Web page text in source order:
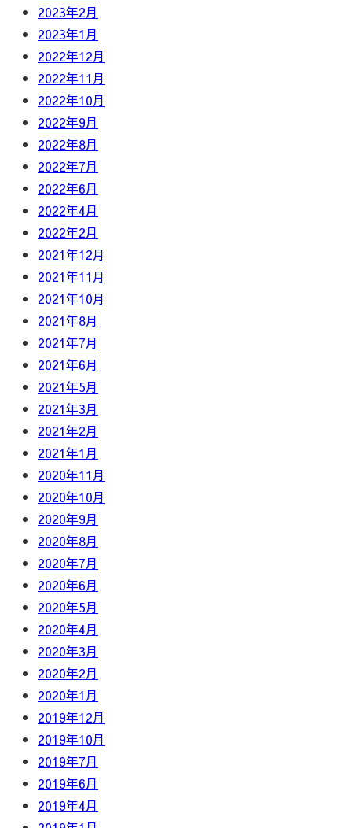
2023年2月
2023年1月
2022年12月
2022年11月
2022年10月
2022年9月
2022年8月
2022年7月
2022年6月
2022年4月
2022年2月
2021年12月
2021年11月
2021年10月
2021年8月
2021年7月
2021年6月
2021年5月
2021年3月
2021年2月
2021年1月
2020年11月
2020年10月
2020年9月
2020年8月
2020年7月
2020年6月
2020年5月
2020年4月
2020年3月
2020年2月
2020年1月
2019年12月
2019年10月
2019年7月
2019年6月
2019年4月